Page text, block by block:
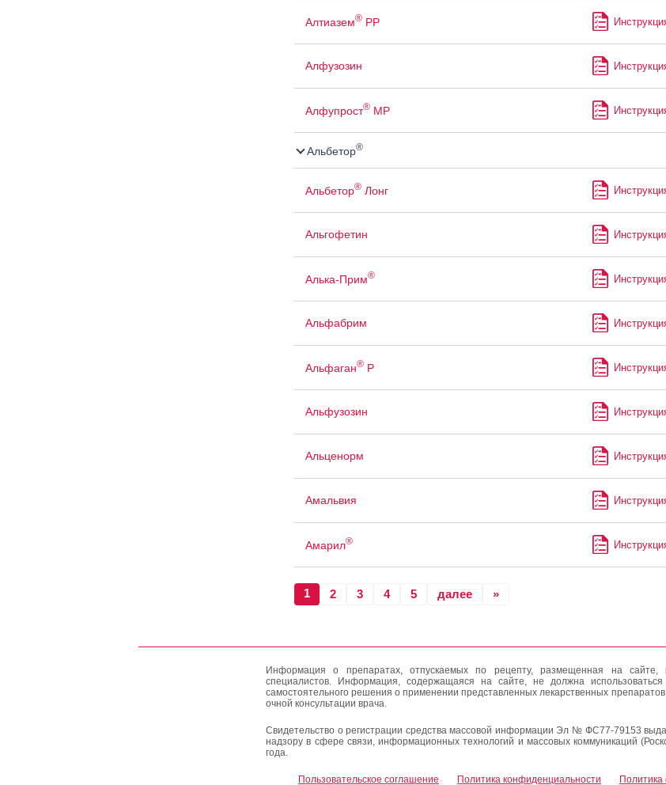
Алтиазем®РР
Алфузозин
Алфупрост®МР
Альбетор®
Альбетор®Лонг
Альгофетин
Алька-Прим®
Альфабрим
Альфаган®Р
Альфузозин
Альценорм
Амальвия
Амарил®
1 2 3 4 5 далее »
Информация о препаратах, отпускаемых по рецепту, размещенная на сайте,
специалистов. Информация, содержащаяся на сайте, не должна
самостоятельного решения о применении представленных лекарственных
очной консультации врача.
Свидетельство о регистрации средства массовой информации Эл № ФС77-79153
надзору в сфере связи, информационных технологий и массовых коммуникаций
года.
Пользовательское соглашение Политика конфиденциальности